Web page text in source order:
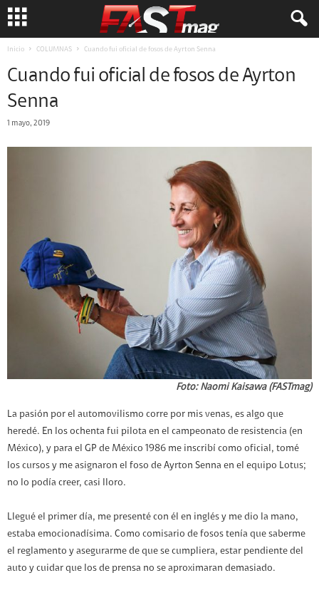
Inicio COLUMNAS Cuando fui oficial de fosos de Ayrton Senna
Cuando fui oficial de fosos de Ayrton
Senna
1 mayo, 2019
Foto: Naomi Kaisawa (FASTmag)
La pasión por el automovilismo corre por mis venas, es algo que
heredé. En los ochenta fui pilota en el campeonato de resistencia (en
México), y para el GP de México 1986 me inscribí como oficial, tomé
los cursos y me asignaron el foso de Ayrton Senna en el equipo Lotus;
no lo podía creer, casi lloro.
Llegué el primer día, me presenté con él en inglés y me dio la mano,
estaba emocionadísima. Como comisario de fosos tenía que saberme
el reglamento y asegurarme de que se cumpliera, estar pendiente del
auto y cuidar que los de prensa no se aproximaran demasiado.